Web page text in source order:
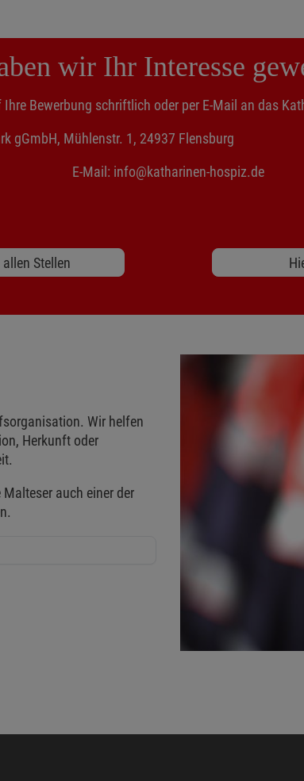
wir Ihr Interesse
Bewerbung schriftlich oder per E-Mail an das
am Park gGmbH, Mühlenstr.
E-Mail: info@katharinen-hospiz.de
Stellen
Wir helfen
Herkunft oder
auch einer der